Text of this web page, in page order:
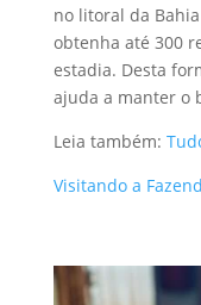
no litoral da
obtenha até 300
estadia. Desta
ajuda a manter o
Leia também:
Visitando a